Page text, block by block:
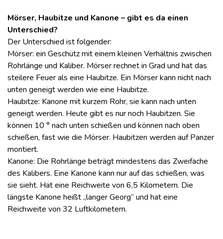
Mörser, Haubitze und Kanone – gibt es da einen
Unterschied?
Der Unterschied ist folgender:
Mörser: ein Geschütz mit einem kleinen Verhältnis zwischen
Rohrlänge und Kaliber. Mörser rechnet in Grad und hat das
steilere Feuer als eine Haubitze. Ein Mörser kann nicht nach
unten geneigt werden wie eine Haubitze.
Haubitze: Kanone mit kurzem Rohr, sie kann nach unten
geneigt werden. Heute gibt es nur noch Haubitzen. Sie
können 10 ° nach unten schießen und können nach oben
schießen, fast wie die Mörser. Haubitzen werden auf Panzer
montiert.
Kanone: Die Rohrlänge beträgt mindestens das Zweifache
des Kalibers. Eine Kanone kann nur auf das schießen, was
sie sieht. Hat eine Reichweite von 6,5 Kilometern. Die
längste Kanone heißt „langer Georg“ und hat eine
Reichweite von 32 Luftkilometern.